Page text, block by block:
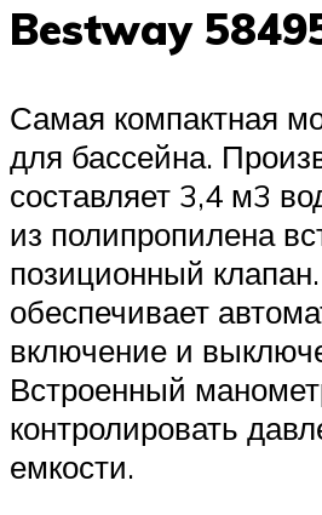
Bestway
Самая компактная
для бассейна.
составляет 3,4 м3
из полипропилена
позиционный
обеспечивает
включение и
Встроенный
контролировать
емкости.